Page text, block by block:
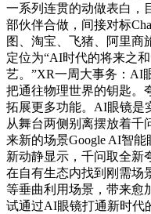
一系列连贯的动做表白，
部伙伴合做，间接对标
图、淘宝、飞猪、阿里商
定位为“AI时代的将来之
艺。”XR一周大事务：AI
把通往物理世界的钥匙。
拓展更多功能。AI眼镜是
从舞台两侧别离摆放着千
来新的场景Google AI智
新动静显示，千问取全新
在自有生态内找到刚需场
等垂曲利用场景，带来愈
试通过AI眼镜打通新时代